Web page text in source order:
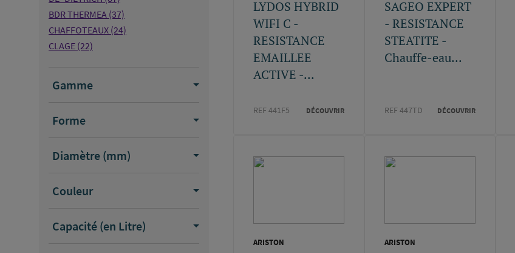
BDR THERMEA (37)
CHAFFOTEAUX (24)
CLAGE (22)
THERMADOR
COMAP(7)
CHAPPEE(2)
SFERACO (1)
Gamme
Forme
Diamètre (mm)
Couleur
Capacité (en Litre)
LYDOS HYBRID
WIFI C -
RESISTANCE
EMAILLEE
ACTIVE -...
REF 441F5 DÉCOUVRIR
SAGEO EXPERT
- RESISTANCE
STEATITE -
Chauffe-eau...
REF 447TD DÉCOUVRIR
ARISTON ARISTON